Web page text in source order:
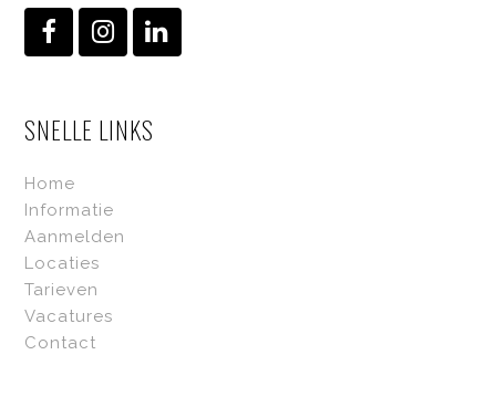
Facebook
Instagram
LinkedIn
SNELLE LINKS
Home
Informatie
Aanmelden
Locaties
Tarieven
Vacatures
Contact